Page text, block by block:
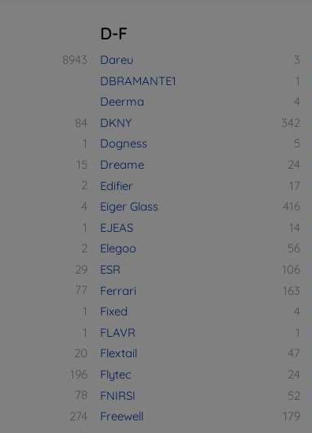
8943
84
1
15
2
4
1
2
29
77
1
1
20
196
78
274
D-F
Dareu
3
DBRAMANTE1
1
Deerma
4
DKNY
342
Dogness
5
Dreame
24
Edifier
17
Eiger Glass
416
EJEAS
14
Elegoo
56
ESR
106
Ferrari
163
Fixed
4
FLAVR
1
Flextail
47
Flytec
24
FNIRSI
52
Freewell
179